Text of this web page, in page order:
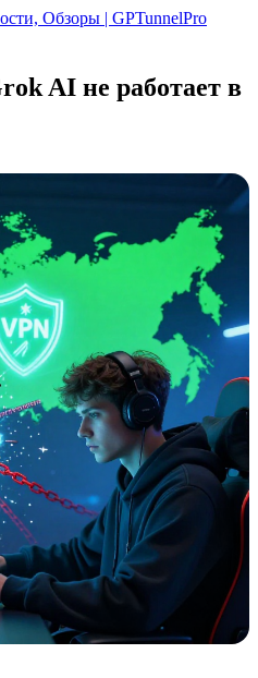
Обзоры | GPTunnelPro
AI не работает в